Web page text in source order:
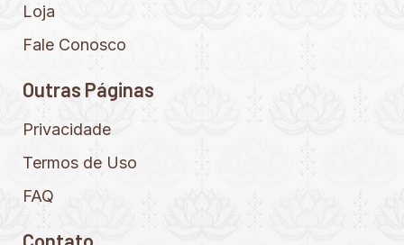
Loja
Fale Conosco
Outras Páginas
Privacidade
Termos de Uso
FAQ
Contato